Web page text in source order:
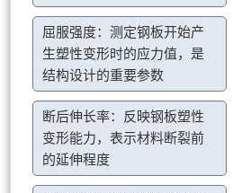
屈服强度：测定钢板开始产
生塑性变形时的应力值，是
结构设计的重要参数
断后伸长率：反映钢板塑性
变形能力，表示材料断裂前
的延伸程度